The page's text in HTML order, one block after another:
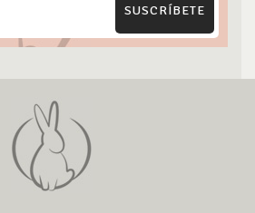
SUSCRÍBETE